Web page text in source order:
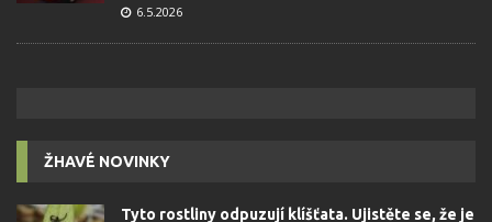
6.5.2026
ŽHAVÉ NOVINKY
Tyto rostliny odpuzují klíšťata. Ujistěte se, že je